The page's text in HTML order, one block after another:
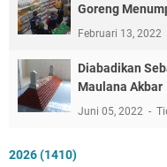
Goreng
Februari 13, 2022
Diabadikan
Maulana Akbar
Juni 05, 2022
2026(1410)